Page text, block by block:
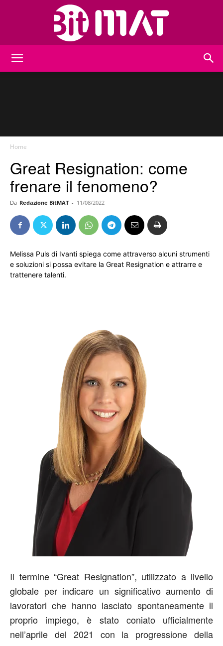
Home
Great Resignation: come
frenare il fenomeno?
Da Redazione BitMAT - 11/08/2022
Melissa Puls di Ivanti spiega come attraverso alcuni strumenti
e soluzioni si possa evitare la Great Resignation e attrarre e
trattenere talenti.
Il termine “Great Resignation”, utilizzato a livello
globale per indicare un significativo aumento di
lavoratori che hanno lasciato spontaneamente il
proprio impiego, è stato coniato ufficialmente
nell’aprile del 2021 con la progressione della